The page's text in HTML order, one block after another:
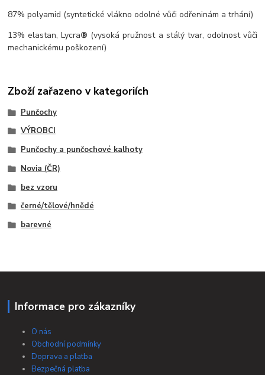
87% polyamid (syntetické vlákno odolné vůči odřeninám a trhání)
13% elastan, Lycra® (vysoká pružnost a stálý tvar, odolnost vůči
mechanickému poškození)
Zboží zařazeno v kategoriích
Punčochy
VÝROBCI
Punčochy a punčochové kalhoty
Novia (ČR)
bez vzoru
černé/tělové/hnědé
barevné
Informace pro zákazníky
O nás
Obchodní podmínky
Doprava a platba
Bezpečná platba